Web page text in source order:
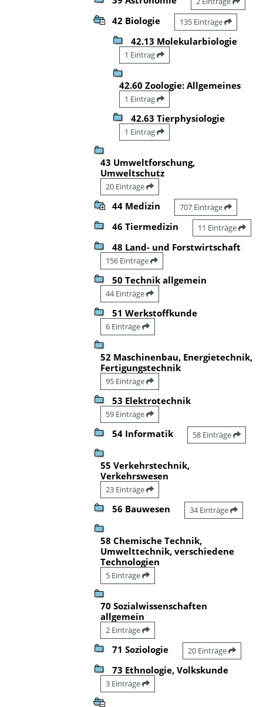
42 Biologie 135 Einträge
42.13 Molekularbiologie
1 Eintrag
42.60 Zoologie: Allgemeines
1 Eintrag
42.63 Tierphysiologie
1 Eintrag
43 Umweltforschung,
Umweltschutz
20 Einträge
44 Medizin 707 Einträge
46 Tiermedizin 11 Einträge
48 Land- und Forstwirtschaft
156 Einträge
50 Technik allgemein
44 Einträge
51 Werkstoffkunde
6 Einträge
52 Maschinenbau, Energietechnik,
Fertigungstechnik
95 Einträge
53 Elektrotechnik
59 Einträge
54 Informatik 58 Einträge
55 Verkehrstechnik,
Verkehrswesen
23 Einträge
56 Bauwesen 34 Einträge
58 Chemische Technik,
Umwelttechnik, verschiedene
Technologien
5 Einträge
70 Sozialwissenschaften
allgemein
2 Einträge
71 Soziologie 20 Einträge
73 Ethnologie, Volkskunde
3 Einträge